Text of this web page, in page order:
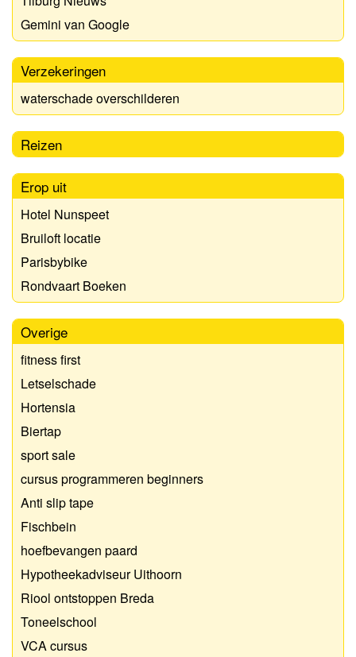
Gemini van Google
Verzekeringen
waterschade overschilderen
Reizen
Erop uit
Hotel Nunspeet
Bruiloft locatie
Parisbybike
Rondvaart Boeken
Overige
fitness first
Letselschade
Hortensia
Biertap
sport sale
cursus programmeren beginners
Anti slip tape
Fischbein
hoefbevangen paard
Hypotheekadviseur Uithoorn
Riool ontstoppen Breda
Toneelschool
VCA cursus